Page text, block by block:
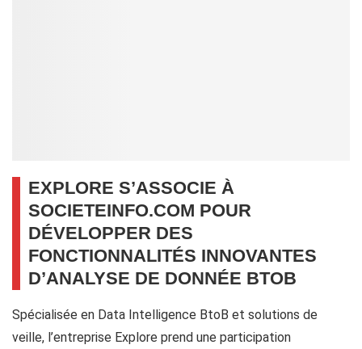
EXPLORE S’ASSOCIE À
SOCIETEINFO.COM POUR
DÉVELOPPER DES
FONCTIONNALITÉS INNOVANTES
D’ANALYSE DE DONNÉE BTOB
Spécialisée en Data Intelligence BtoB et solutions de
veille, l’entreprise Explore prend une participation